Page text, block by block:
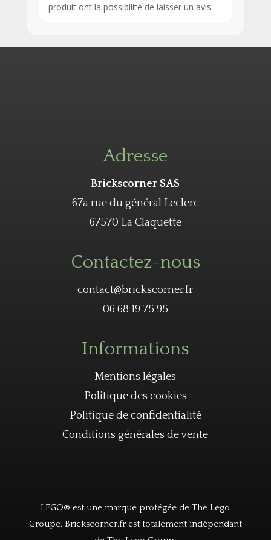
produit ont la possibilité de laisser un avis.
Adresse
Brickscorner SAS
67a rue du général Leclerc
67570 La Claquette
Contactez-nous
contact@brickscorner.fr
06 68 19 75 95
Informations
Mentions légales
Politique des cookies
Politique de confidentialité
Conditions générales de vente
LEGO® est une marque protégée de The Lego
Groupe. Brickscorner.fr est totalement indépendant